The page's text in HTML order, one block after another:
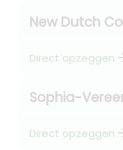
New Dutch
Direct opzeggen
Sophia-
Direct opzeggen